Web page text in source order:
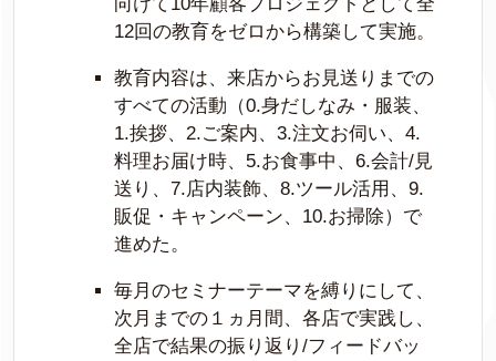
12回の教育をゼロから構築して実施。
教育内容は、来店からお見送りまでの
すべての活動（0.身だしなみ・服装、
1.挨拶、2.ご案内、3.注文お伺い、4.
料理お届け時、5.お食事中、6.会計/見
送り、7.店内装飾、8.ツール活用、9.
販促・キャンペーン、10.お掃除）で
進めた。
毎月のセミナーテーマを縛りにして、
次月までの１ヵ月間、各店で実践し、
全店で結果の振り返り/フィードバッ